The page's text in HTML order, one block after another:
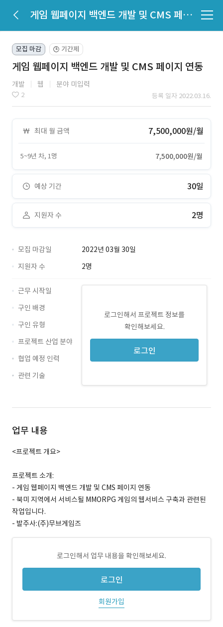
게임 웹페이지 백엔드 개발 및 CMS 페이지 연동
모집 마감 🕒 기간제
게임 웹페이지 백엔드 개발 및 CMS 페이지 연동
개발 웹 분야 미입력
2 등록 일자 2022.03.16.
최대 월 금액 7,500,000원/월
5~9년 차, 1명 7,500,000원/월
예상 기간 30일
지원자 수 2명
모집 마감일
2022년 03월 30일
지원자 수
2명
로그인해서 프로젝트 정보를
확인해보세요.
로그인
근무 시작일
구인 배경
구인 유형
프로젝트 산업 분야
협업 예정 인력
관련 기술
업무 내용
<프로젝트 개요>
프로젝트 소개:
- 게임 웹페이지 백엔드 개발 및 CMS 페이지 연동
- 북미 지역에서 서비스될 MMORPG 게임의 웹서비스 구축과 관련된
작업입니다.
- 발주사:(주)무브게임즈
로그인해서 업무 내용을 확인해보세요.
로그인
회원가입